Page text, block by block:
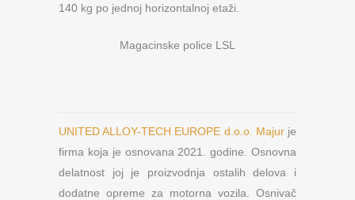
140 kg po jednoj horizontalnoj etaži.
Magacinske police LSL
UNITED ALLOY-TECH EUROPE d.o.o. Majurje
firma koja je osnovana 2021. godine. Osnovna
delatnost joj je proizvodnja ostalih delova i
dodatne opreme za motorna vozila. Osnivač